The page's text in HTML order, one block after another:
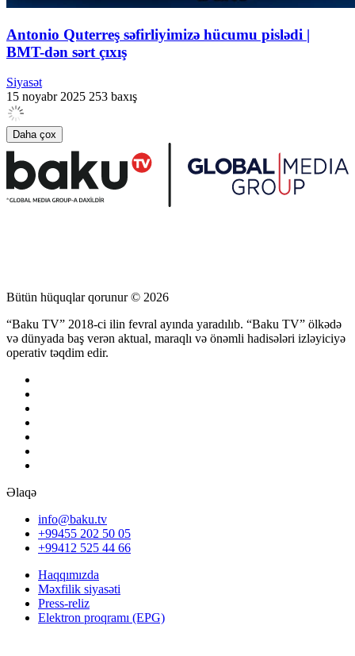
Antonio Quterreş səfirliyimizə hücumu pislədi |
BMT-dən sərt çıxış
Siyasət
15 noyabr 2025 253 baxış
Daha çox
Bütün hüquqlar qorunur © 2026
“Baku TV” 2018-ci ilin fevral ayında yaradılıb. “Baku TV” ölkədə
və dünyada baş verən aktual, maraqlı və önəmli hadisələri izləyiciyə
operativ təqdim edir.
Əlaqə
info@baku.tv
+99455 202 50 05
+99412 525 44 66
Haqqımızda
Məxfilik siyasəti
Press-reliz
Elektron proqramı (EPG)